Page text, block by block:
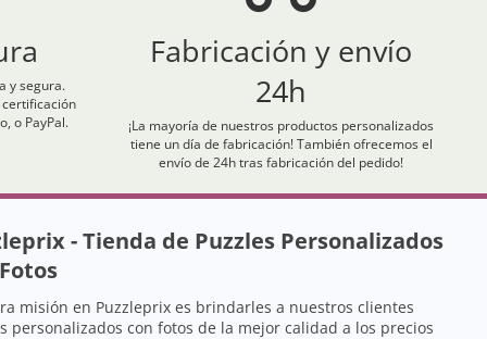
y segura.
o PayPal.
Fabricación y envío
24h
¡La mayoría de nuestros productos personalizados
tiene un día de fabricación! También ofrecemos el
envío de 24h tras fabricación del pedido!
- Tienda de Puzzles Personalizados
misión en Puzzleprix es brindarles a nuestros clientes
personalizados con fotos de la mejor calidad a los precios